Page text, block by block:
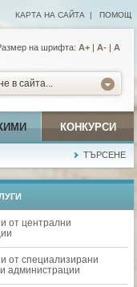
КАРТА НА САЙТА | ПОМОЩ
на шрифта: А+ | A- | A
в сайта...
КОНКУРСИ
ТЪРСЕНЕ
от централни
от специализирани
администрации